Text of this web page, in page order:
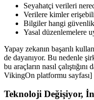
Seyahatçi verileri
Verilere kimler
Bilgiler hangi
Yasal düzenlemelere
Yapay zekanın başarılı
de dayanıyor. Bu nedenle
bu araçların nasıl
VikingOn platformu sayfası]
Teknoloji Değişiyor,